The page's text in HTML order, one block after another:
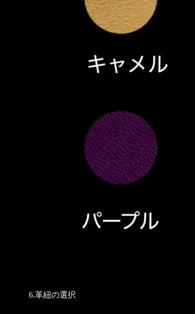
6.革紐の選択